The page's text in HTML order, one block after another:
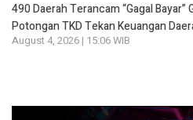
490 Daerah Terancam “Gagal Bayar”
Potongan TKD Tekan Keuangan
August 4, 2026 | 15:06 WIB